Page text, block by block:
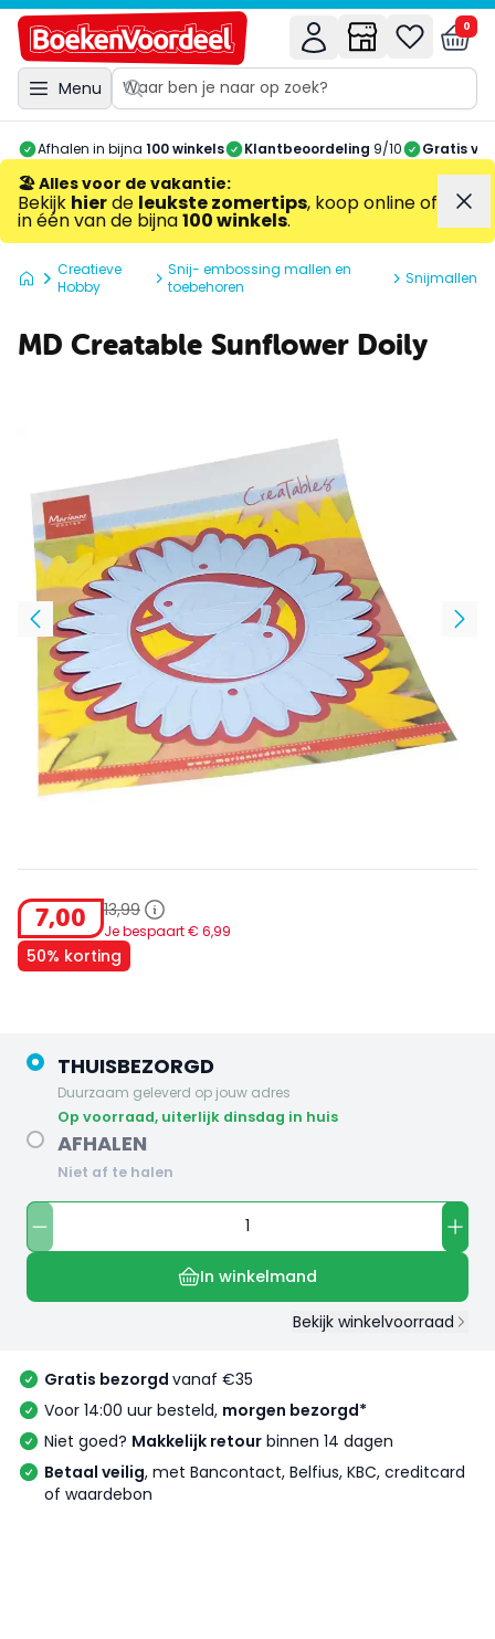
Menu
0
Afhalen in bijna 100 winkels Klantbeoordeling 9/10 Gratis
🏖️ Alles voor de vakantie:
Bekijk hierde leukste zomertips, koop online of
in één van de bijna100 winkels.
Creatieve
Hobby
Snij- embossing mallen en
toebehoren
Snijmallen
MD Creatable Sunflower Doily
7,00 13,99
Je bespaart € 6,99
50% korting
THUISBEZORGD
Duurzaam geleverd op jouw adres
op voorraad, uiterlijk dinsdag in huis
AFHALEN
Niet af te halen
In winkelmand
Bekijk winkelvoorraad
Gratis bezorgd vanaf €35
Voor 14:00 uur besteld, morgen bezorgd*
Niet goed? Makkelijk retour binnen 14 dagen
Betaal veilig, met Bancontact, Belfius, KBC, creditcard
of waardebon